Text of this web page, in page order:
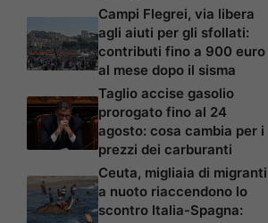
Campi Flegrei, via libera
agli aiuti per gli sfollati:
contributi fino a 900 euro
al mese dopo il sisma
Taglio accise gasolio
prorogato fino al 24
agosto: cosa cambia per i
prezzi dei carburanti
Ceuta, migliaia di migranti
a nuoto riaccendono lo
scontro Italia-Spagna: